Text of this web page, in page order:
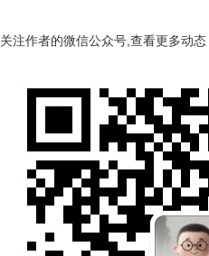
关注作者的微信公众号,查看更多动态